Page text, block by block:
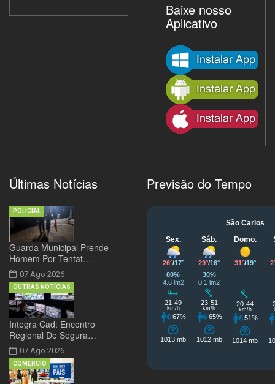
Baixe nosso
Aplicativo
Últimas Notícias
Guarda Municipal Prende
Homem Por Tentat…
07 Ago 2026
POLICIAL
Integra Cad: Encontro
Regional De Segura…
07 Ago 2026
OUTRAS NOTÍCIAS
COMÉRCIO
Previsão do Tempo